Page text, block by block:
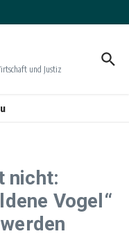
und Justiz
nicht:
Vogel“